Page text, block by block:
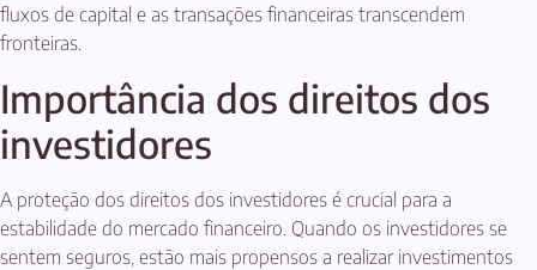
fluxos de capital e as transações financeiras transcendem
fronteiras.
Importância dos direitos dos
investidores
A proteção dos direitos dos investidores é crucial para a
estabilidade do mercado financeiro. Quando os investidores se
sentem seguros, estão mais propensos a realizar investimentos